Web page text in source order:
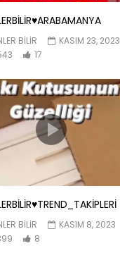
BILIR
KASIM 23, 2023
17
BILIR
KASIM 8, 2023
8